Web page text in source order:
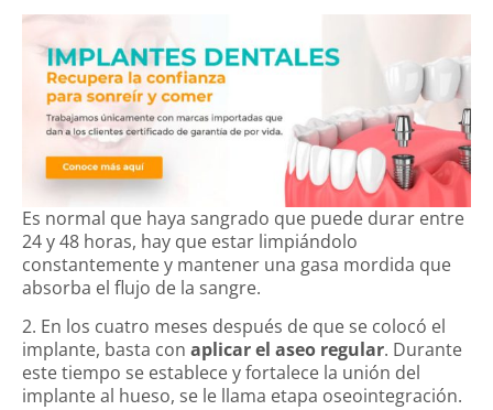
Es normal que haya sangrado que puede durar entre
24 y 48 horas, hay que estar limpiándolo
constantemente y mantener una gasa mordida que
absorba el flujo de la sangre.
2. En los cuatro meses después de que se colocó el
implante, basta con aplicar el aseo regular. Durante
este tiempo se establece y fortalece la unión del
implante al hueso, se le llama etapa oseointegración.